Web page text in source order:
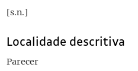
[s.n.]
Localidade descritiva
Parecer